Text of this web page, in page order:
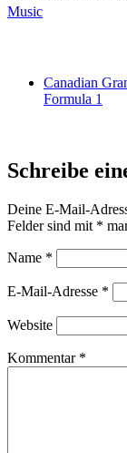
Music
Canadian
Formula 1
Schreibe
Deine E-Mail-
Felder sind mit *
Name *
E-Mail-Adresse *
Website
Kommentar *